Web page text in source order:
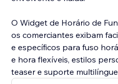
O Widget de Horário de
os comerciantes exibam
e específicos para fuso
e hora flexíveis, estilos
teaser e suporte